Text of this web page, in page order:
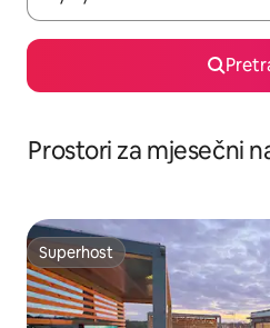
Prostori za mjesečni
Superhost
Superhost